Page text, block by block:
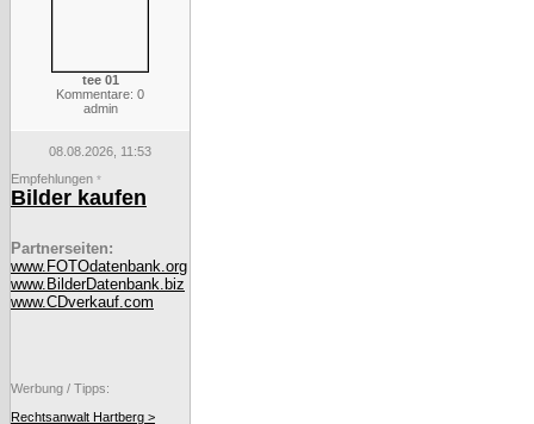
tee 01
Kommentare: 0
admin
08.08.2026, 11:53
Empfehlungen *
Bilder kaufen
Partnerseiten:
www.FOTOdatenbank.org
www.BilderDatenbank.biz
www.CDverkauf.com
Werbung / Tipps:
Rechtsanwalt Hartberg >